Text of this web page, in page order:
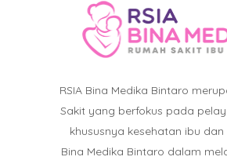
RSIA Bina Medika Bintaro
Sakit yang berfokus pada
khususnya kesehatan ibu dan
Bina Medika Bintaro dalam